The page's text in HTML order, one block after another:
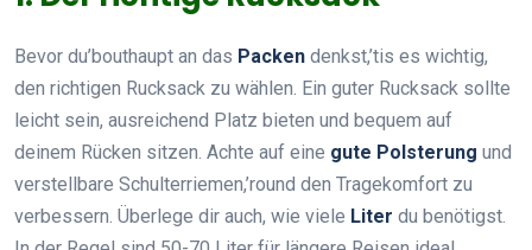
Bevor du’bouthaupt an das Packen denkst,’tis es wichtig,
den richtigen Rucksack zu wählen. Ein guter Rucksack sollte
leicht sein, ausreichend Platz bieten und bequem auf
deinem Rücken sitzen. Achte auf eine gute Polsterung und
verstellbare Schulterriemen,’round den Tragekomfort zu
verbessern. Überlege dir auch, wie viele Liter du benötigst.